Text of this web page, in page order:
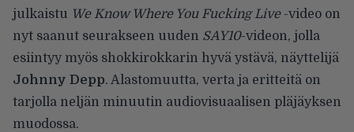
julkaistu We Know Where You Fucking Live-video on
nyt saanut seurakseen uuden SAY10-videon, jolla
esiintyy myös shokkirokkarin hyvä ystävä, näyttelijä
Johnny Depp. Alastomuutta, verta ja eritteitä on
tarjolla neljän minuutin audiovisuaalisen pläjäyksen
muodossa.